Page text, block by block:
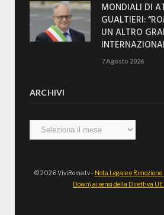
MONDIALI DI
GUALTIERI:
UN ALTRO
7 Agosto 2026
ARCHIVI
Archivi
© 2026 ViviRoma.tv - Nota Legale e
Down) ai sensi della Direttiva